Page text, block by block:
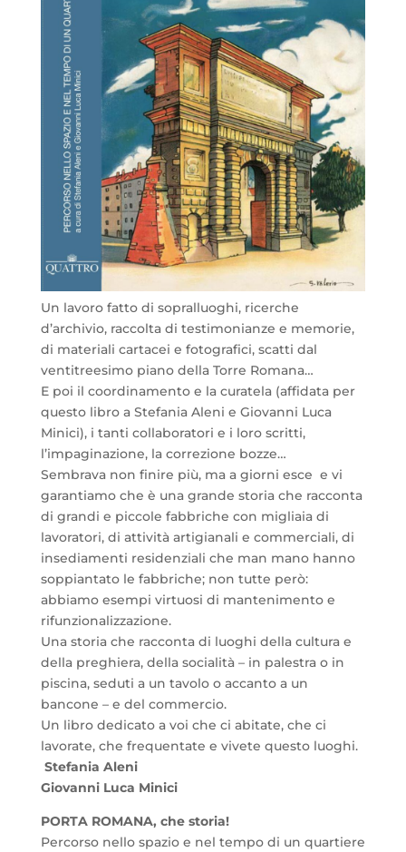
Un lavoro fatto di sopralluoghi, ricerche
d’archivio, raccolta di testimonianze e memorie,
di materiali cartacei e fotografici, scatti dal
ventitreesimo piano della Torre Romana…
E poi il coordinamento e la curatela (affidata per
questo libro a Stefania Aleni e Giovanni Luca
Minici), i tanti collaboratori e i loro scritti,
l’impaginazione, la correzione bozze…
Sembrava non finire più, ma a giorni esce e vi
garantiamo che è una grande storia che racconta
di grandi e piccole fabbriche con migliaia di
lavoratori, di attività artigianali e commerciali, di
insediamenti residenziali che man mano hanno
soppiantato le fabbriche; non tutte però:
abbiamo esempi virtuosi di mantenimento e
rifunzionalizzazione.
Una storia che racconta di luoghi della cultura e
della preghiera, della socialità – in palestra o in
piscina, seduti a un tavolo o accanto a un
bancone – e del commercio.
Un libro dedicato a voi che ci abitate, che ci
lavorate, che frequentate e vivete questo luoghi.
Stefania Aleni
Giovanni Luca Minici
PORTA ROMANA, che storia!
Percorso nello spazio e nel tempo di un quartiere